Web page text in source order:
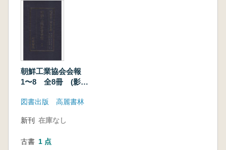
朝鮮工業協会会報
1〜8 全8冊 (影印
図書出版 高麗書林
新刊 在庫なし
古書 1 点